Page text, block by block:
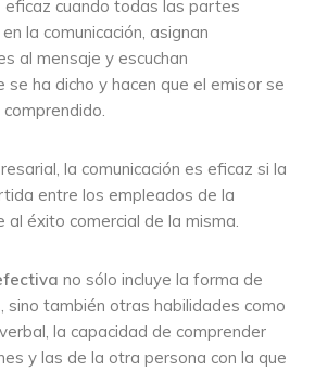
eficaz cuando todas las partes
la comunicación, asignan
al mensaje y escuchan
ha dicho y hacen que el emisor se
la comunicación es eficaz si la
entre los empleados de la
al éxito comercial de la misma.
no sólo incluye la forma de
sino también otras habilidades como
la capacidad de comprender
y las de la otra persona con la que